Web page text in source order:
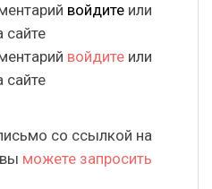
войдите или
сайте
войдите или
сайте
со ссылкой на
можете запросить